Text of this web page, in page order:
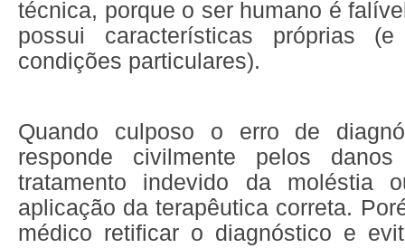
técnica, porque o ser humano é
possui características próprias
condições particulares).
Quando culposo o erro de
responde civilmente pelos
tratamento indevido da moléstia
aplicação da terapêutica correta.
médico retificar o diagnóstico e